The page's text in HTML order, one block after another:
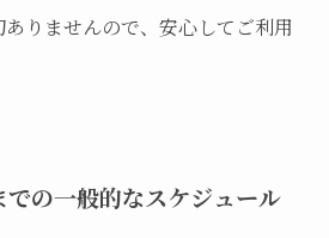
りませんので、安心してご利用
の一般的なスケジュール